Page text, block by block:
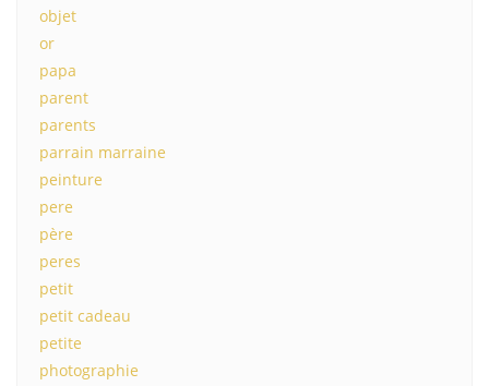
objet
or
papa
parent
parents
parrain marraine
peinture
pere
père
peres
petit
petit cadeau
petite
photographie